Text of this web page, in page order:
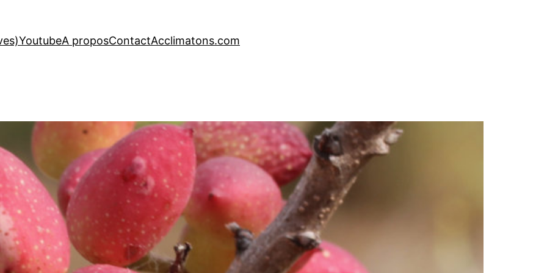
YoutubeA proposContactAcclimatons.com